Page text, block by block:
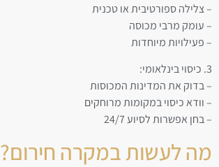
– צלילה ספורטיבית או טכנית
– עומק מרבי מכוסה
– פעילויות מיוחדות
3. כיסוי בינלאומי:
– בדוק את המדינות המכוסות
– וודא כיסוי במקומות מרוחקים
– בחן אפשרות לסיוע 24/7
מה לעשות במקרה חירום?